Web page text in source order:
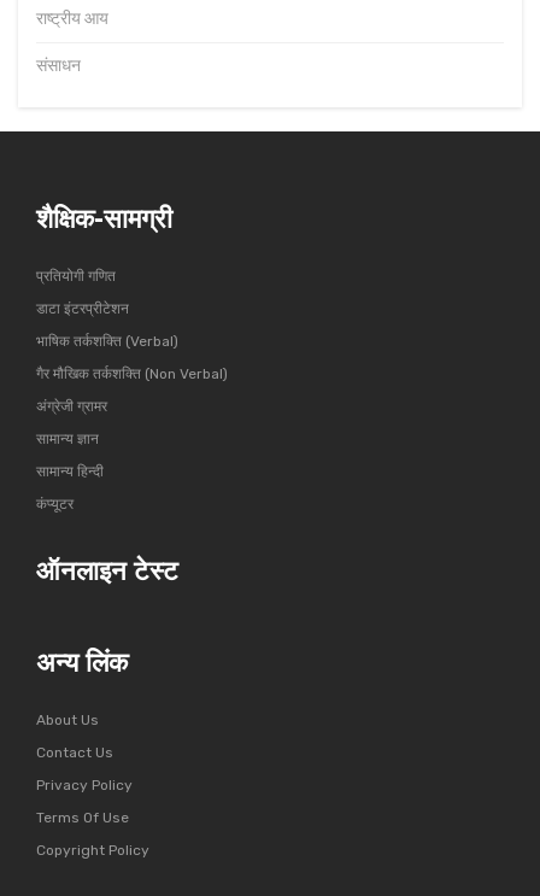
राष्ट्रीय आय
संसाधन
शैक्षिक-सामग्री
प्रतियोगी गणित
डाटा इंटरप्रीटेशन
भाषिक तर्कशक्ति (Verbal)
गैर मौखिक तर्कशक्ति (Non Verbal)
अंग्रेजी ग्रामर
सामान्य ज्ञान
सामान्य हिन्दी
कंप्यूटर
ऑनलाइन टेस्ट
अन्य लिंक
About Us
Contact Us
Privacy Policy
Terms Of Use
Copyright Policy